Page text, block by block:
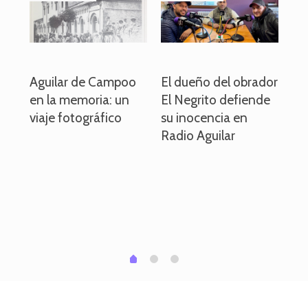
Aguilar de Campoo
en la memoria: un
viaje fotográfico
El dueño del obrador
El Negrito defiende
su inocencia en
Radio Aguilar
0 1 2